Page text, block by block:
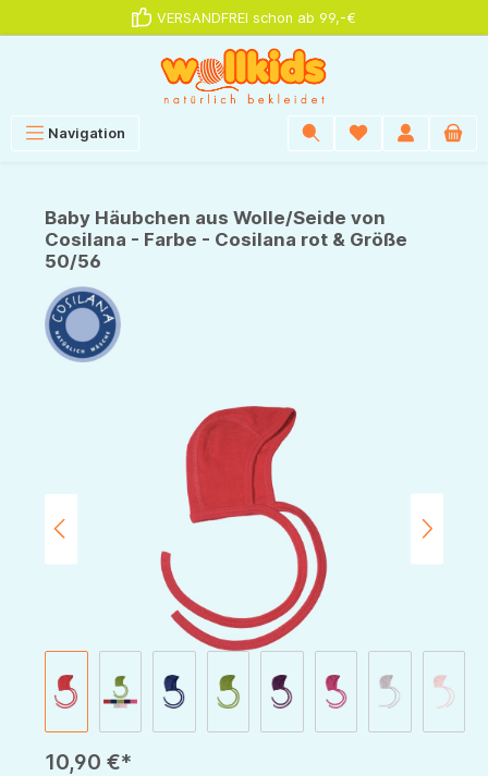
VERSANDFREI schon ab 99,-€
Navigation
Baby Häubchen aus Wolle/Seide von
Cosilana - Farbe - Cosilana rot & Größe
50/56
Bildergalerie überspringen
10,90 €*